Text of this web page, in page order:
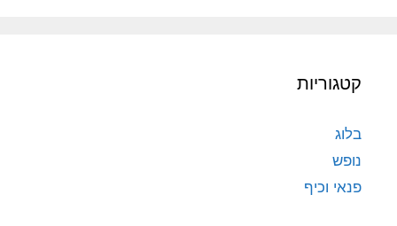
קטגוריות
בלוג
נופש
פנאי וכיף